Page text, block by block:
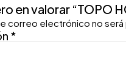
en valorar “TOPO
correo electrónico no será
*